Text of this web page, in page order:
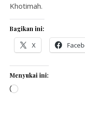
Khotimah.
Bagikan ini:
X
Menyukai ini:
Memuat...